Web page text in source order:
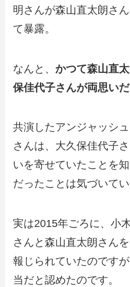
明さんが森山直太朗さ
て暴露。
なんと、かつて森山直
保佳代子さんが両思い
共演したアンジャッシ
さんは、大久保佳代子
いを寄せていたことを
だったことは気づいてい
実は2015年ごろに、小
さんと森山直太朗さん
報じられていたのです
当だと認めたのです。